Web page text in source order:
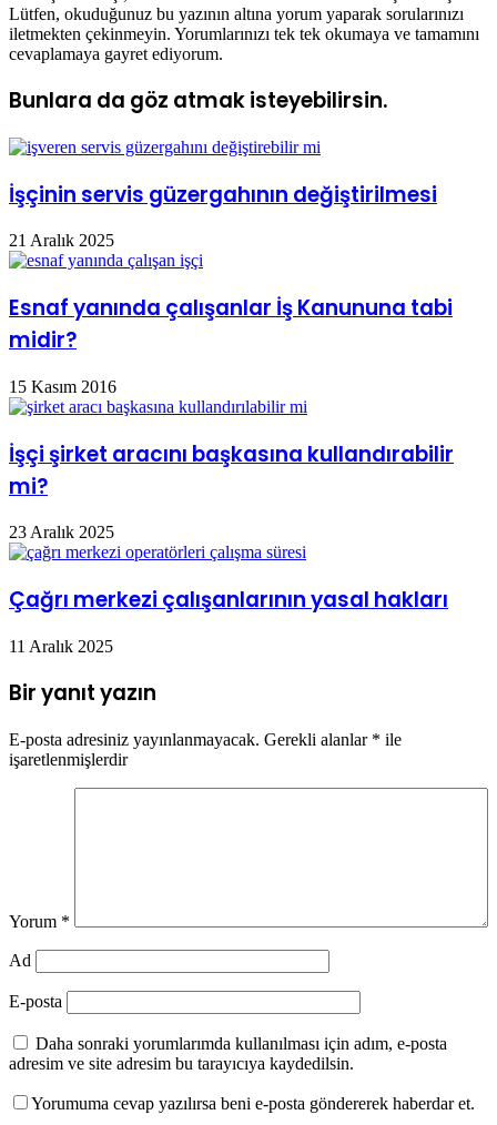
Lütfen, okuduğunuz bu yazının altına yorum yaparak sorularınızı
iletmekten çekinmeyin. Yorumlarınızı tek tek okumaya ve tamamını
cevaplamaya gayret ediyorum.
Bunlara da göz atmak isteyebilirsin.
İşçinin servis güzergahının değiştirilmesi
21 Aralık 2025
Esnaf yanında çalışanlar İş Kanununa tabi
midir?
15 Kasım 2016
İşçi şirket aracını başkasına kullandırabilir
mi?
23 Aralık 2025
Çağrı merkezi çalışanlarının yasal hakları
11 Aralık 2025
Bir yanıt yazın
E-posta adresiniz yayınlanmayacak. Gerekli alanlar * ile
işaretlenmişlerdir
Yorum *
Ad
E-posta
Daha sonraki yorumlarımda kullanılması için adım, e-posta
adresim ve site adresim bu tarayıcıya kaydedilsin.
Yorumuma cevap yazılırsa beni e-posta göndererek haberdar et.